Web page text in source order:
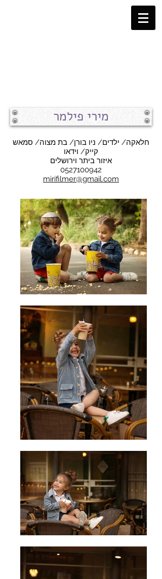
מירי פילמר
חלאקה/ ילדים/ ניו בורן/ בת מצוה/ סמאש
קייק/ וידאו
איזור ביתר וירושלים
0527100942
mirifilmer@gmail.com